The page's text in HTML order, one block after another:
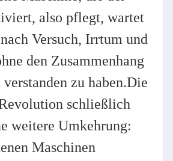
also pflegt, wartet
Versuch, Irrtum und
den Zusammenhang
verstanden zu haben.Die
schließlich
weitere Umkehrung:
Maschinen